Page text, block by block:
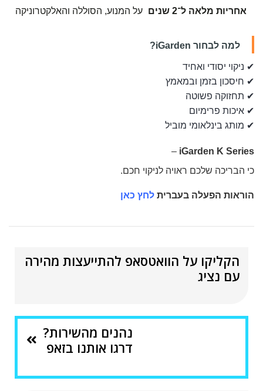
אחריות מלאה ל־2 שנים על המנוע, הסוללה והאלקטרוניקה
למה לבחור iGarden?
✔ ניקוי יסודי ואחיד
✔ חיסכון בזמן ובמאמץ
✔ תחזוקה פשוטה
✔ איכות פרימיום
✔ מותג בינלאומי מוביל
iGarden K Series
–
כי הבריכה שלכם ראויה לניקוי חכם.
הוראות הפעלה בעברית לחץ כאן
הקליקו על הוואטסאפ להתייעצות מהירה
עם נציג
נהנים מהשירות?
דרגו אותנו בזאפ